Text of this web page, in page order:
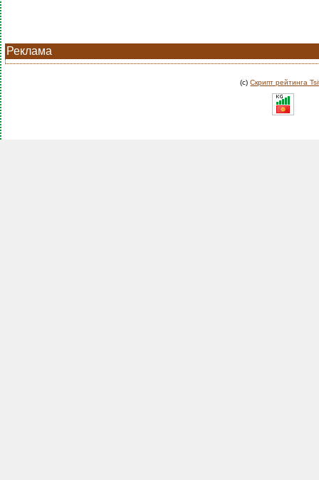
Реклама
(c)Скрипт рейтинга